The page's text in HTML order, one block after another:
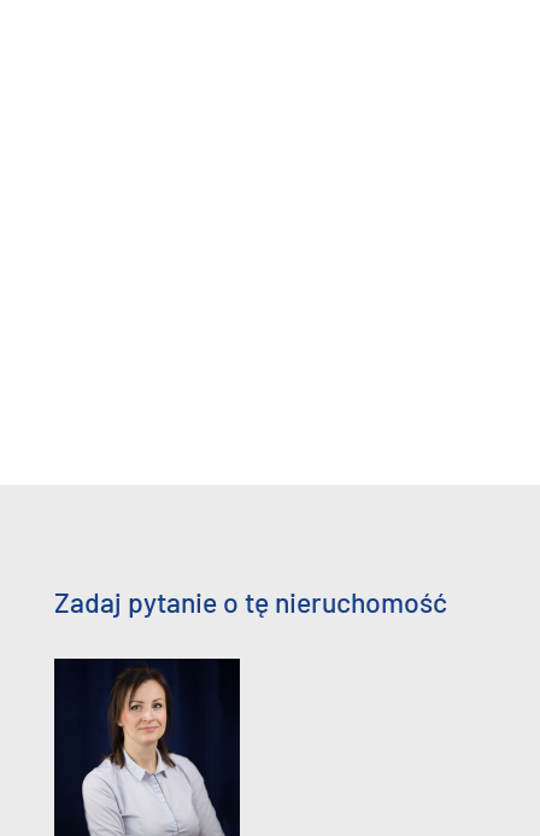
Zadaj pytanie o tę nieruchomość